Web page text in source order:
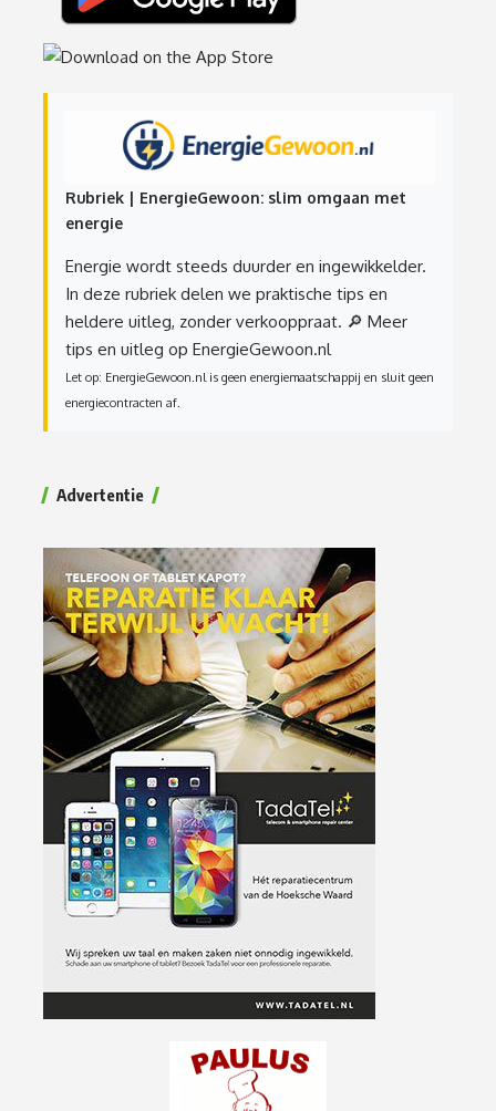
Rubriek | EnergieGewoon: slim omgaan met
energie
Energie wordt steeds duurder en ingewikkelder.
In deze rubriek delen we praktische tips en
heldere uitleg, zonder verkooppraat. 🔎 Meer
tips en uitleg op EnergieGewoon.nl
Let op: EnergieGewoon.nl is geen energiemaatschappij en sluit geen
energiecontracten af.
Advertentie